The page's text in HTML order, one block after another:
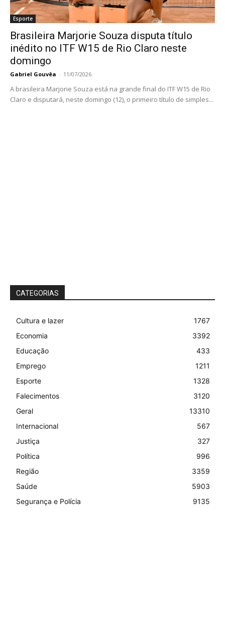
Esporte
Brasileira Marjorie Souza disputa título
inédito no ITF W15 de Rio Claro neste
domingo
Gabriel Gouvêa - 11/07/2026
A brasileira Marjorie Souza está na grande final do ITF W15 de Rio
Claro e disputará, neste domingo (12), o primeiro título de simples...
CATEGORIAS
Cultura e lazer
1767
Economia
3392
Educação
433
Emprego
1211
Esporte
1328
Falecimentos
3120
Geral
13310
Internacional
567
Justiça
327
Política
996
Região
3359
Saúde
5903
Segurança e Polícia
9135